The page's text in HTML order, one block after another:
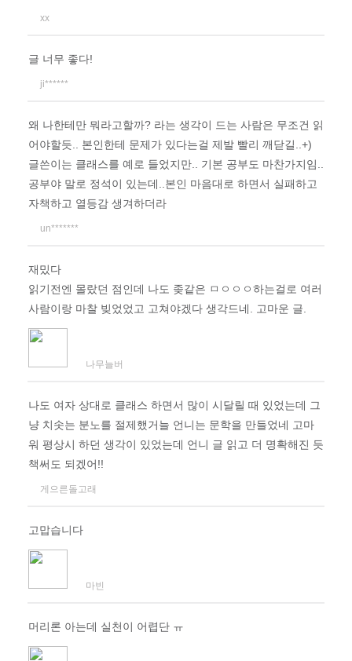
xx
글 너무 좋다!
ji******
왜 나한테만 뭐라고할까? 라는 생각이 드는 사람은 무조건 읽
어야할듯.. 본인한테 문제가 있다는걸 제발 빨리 깨닫길..+)
글쓴이는 클래스를 예로 들었지만.. 기본 공부도 마찬가지임..
공부야 말로 정석이 있는데..본인 마음대로 하면서 실패하고
자책하고 열등감 생겨하더라
un*******
재밌다
읽기전엔 몰랐던 점인데 나도 좆같은 ㅁㅇㅇㅇ하는걸로 여러
사람이랑 마찰 빚었었고 고쳐야겠다 생각드네. 고마운 글.
나무늘버
나도 여자 상대로 클래스 하면서 많이 시달릴 때 있었는데 그
냥 치솟는 분노를 절제했거늘 언니는 문학을 만들었네 고마
워 평상시 하던 생각이 있었는데 언니 글 읽고 더 명확해진 듯
책써도 되겠어!!
게으른돌고래
고맙습니다
마빈
머리론 아는데 실천이 어렵단 ㅠ